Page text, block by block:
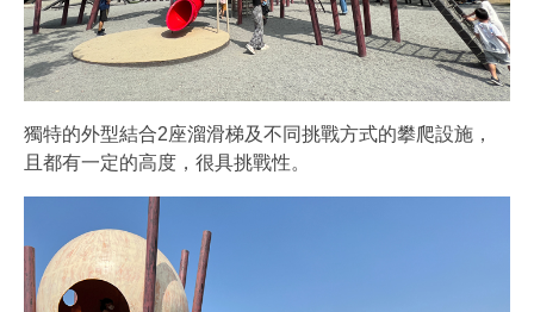
獨特的外型結合2座溜滑梯及不同挑戰方式的攀爬設施，
且都有一定的高度，很具挑戰性。